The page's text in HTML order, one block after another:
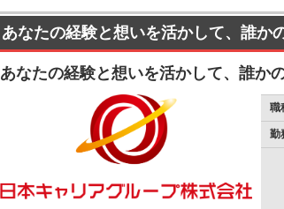
あなたの経験と想いを活かして、誰か
あなたの経験と想いを活かして、誰か
職
勤